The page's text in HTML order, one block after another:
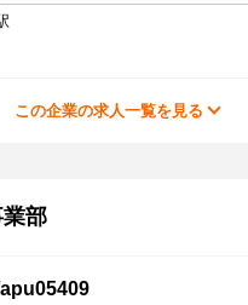
この企業の求人一覧を見る
部